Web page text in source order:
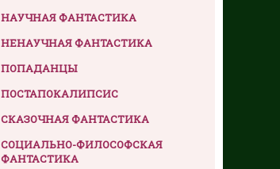
НАУЧНАЯ ФАНТАСТИКА
НЕНАУЧНАЯ ФАНТАСТИКА
ПОПАДАНЦЫ
ПОСТАПОКАЛИПСИС
СКАЗОЧНАЯ ФАНТАСТИКА
СОЦИАЛЬНО-ФИЛОСОФСКАЯ
ФАНТАСТИКА